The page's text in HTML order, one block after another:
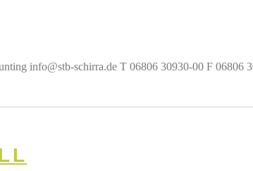
info@stb-schirra.de T 06806 30930-00 F 06806